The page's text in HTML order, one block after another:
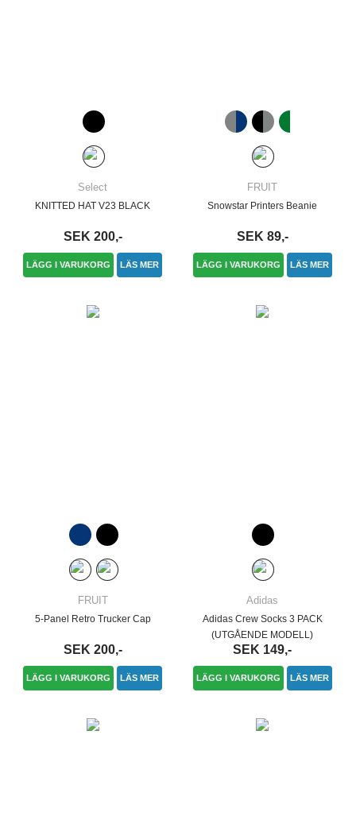
Select
KNITTED HAT V23 BLACK
SEK 200,-
LÄGG I VARUKORG LÄS MER
FRUIT
Snowstar Printers Beanie
SEK 89,-
LÄGG I VARUKORG LÄS MER
FRUIT
5-Panel Retro Trucker Cap
SEK 200,-
LÄGG I VARUKORG LÄS MER
Adidas
Adidas Crew Socks 3 PACK
(UTGÅENDE MODELL)
SEK 149,-
LÄGG I VARUKORG LÄS MER